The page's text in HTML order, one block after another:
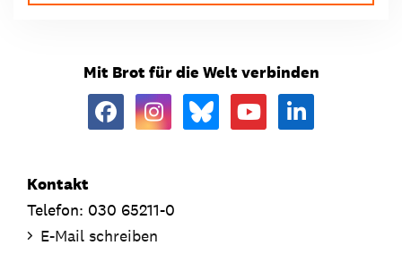
Mit Brot für die Welt verbinden
Kontakt
Telefon: 030 65211-0
E-Mail schreiben